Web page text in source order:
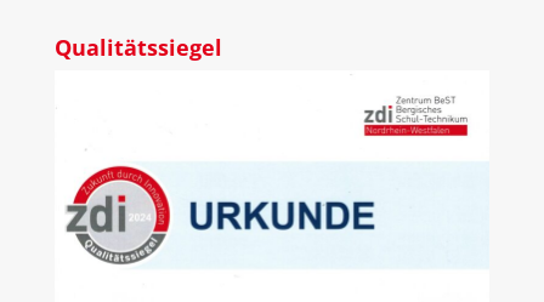
Qualitätssiegel